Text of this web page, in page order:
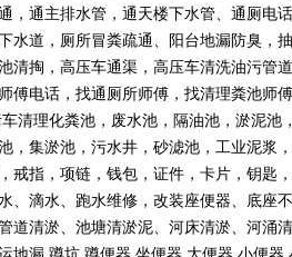
，通主排水管，通天楼下水管、通厕电
水道，厕所冒粪疏通、阳台地漏防臭，
清掏，高压车通渠，高压车清洗油污管
傅电话，找通厕所师傅，找清理粪池师
清理化粪池，废水池，隔油池，淤泥
，集淤池，污水井，砂滤池，工业泥浆
戒指，项链，钱包，证件，卡片，钥匙
、滴水、跑水维修，改装座便器、底座
道清淤、池塘清淤泥、河床清淤、河涌